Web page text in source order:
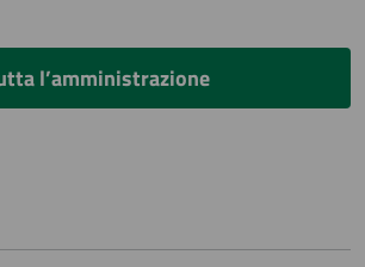
l’amministrazione